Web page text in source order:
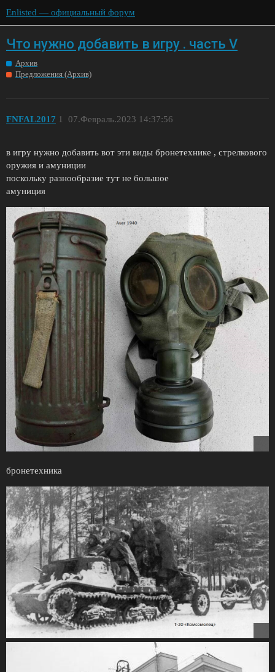
Enlisted — официальный форум
Что нужно добавить в игру . часть V
Архив
Предложения (Архив)
FNFAL2017 07.Февраль.2023 14:37:56
1
в игру нужно добавить вот эти виды бронетехнике , стрелкового
оружия и амуниции
поскольку разнообразие тут не большое
амуниция
бронетехника